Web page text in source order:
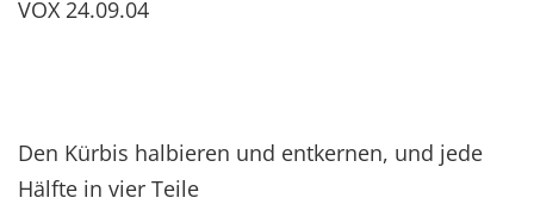
VOX 24.09.04
Den Kürbis halbieren und entkernen, und jede
Hälfte in vier Teile